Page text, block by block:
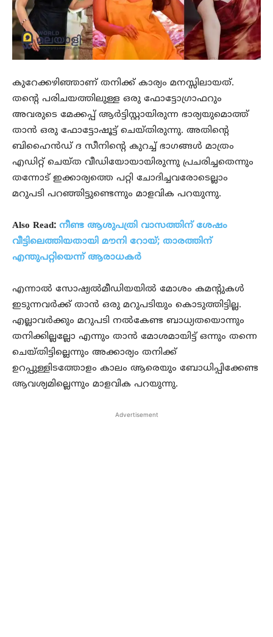
കുറേക്കഴിഞ്ഞാണ് തനിക്ക് കാര്യം മനസ്സിലായത്.
തന്റെ പരിചയത്തിലുള്ള ഒരു ഫോട്ടോഗ്രാഫറും
അവരുടെ മേക്കപ്പ് ആര്‍ട്ടിസ്റ്റായിരുന്ന ഭാര്യയുമൊത്ത്
താന്‍ ഒരു ഫോട്ടോഷൂട്ട് ചെയ്തിരുന്നു. അതിന്റെ
ബിഹൈന്‍ഡ് ദ സീനിന്റെ കുറച്ച് ഭാഗങ്ങള്‍ മാത്രം
എഡിറ്റ് ചെയ്ത വീഡിയോയായിരുന്നു പ്രചരിച്ചതെന്നും
തന്നോട് ഇക്കാര്യത്തെ പറ്റി ചോദിച്ചവരോടെല്ലാം
മറുപടി പറഞ്ഞിട്ടുണ്ടെന്നും മാളവിക പറയുന്നു.
Also Read: നീണ്ട ആശുപത്രി വാസത്തിന് ശേഷം
വീട്ടിലെത്തിയതായി മൗനി റോയ്; താരത്തിന്
എന്തുപറ്റിയെന്ന് ആരാധകർ
എന്നാല്‍ സോഷ്യല്‍മീഡിയയില്‍ മോശം കമന്റുകള്‍
ഇടുന്നവര്‍ക്ക് താന്‍ ഒരു മറുപടിയും കൊടുത്തിട്ടില്ല.
എല്ലാവര്‍ക്കും മറുപടി നല്‍കേണ്ട ബാധ്യതയൊന്നും
തനിക്കില്ലല്ലോ എന്നും താന്‍ മോശമായിട്ട് ഒന്നും തന്നെ
ചെയ്തിട്ടില്ലെന്നും അക്കാര്യം തനിക്ക്
ഉറപ്പുള്ളിടത്തോളം കാലം ആരെയും ബോധിപ്പിക്കേണ്ട
ആവശ്യമില്ലെന്നും മാളവിക പറയുന്നു.
Advertisement